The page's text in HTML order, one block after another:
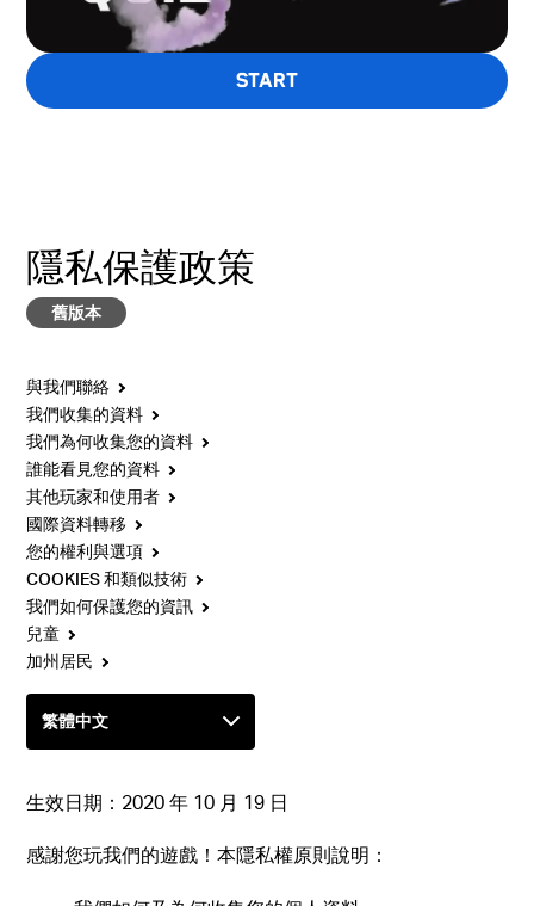
START
隱私保護政策
舊版本
與我們聯絡
我們收集的資料
我們為何收集您的資料
誰能看見您的資料
其他玩家和使用者
國際資料轉移
您的權利與選項
COOKIES 和類似技術
我們如何保護您的資訊
兒童
加州居民
生效日期：2020 年 10 月 19 日
感謝您玩我們的遊戲！本隱私權原則說明：